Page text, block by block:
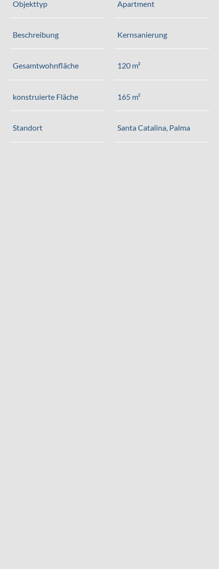
Objekttyp Apartment
Beschreibung Kernsanierung
Gesamtwohnfläche 120 m²
konstruierte Fläche 165 m²
Standort Santa Catalina, Palma